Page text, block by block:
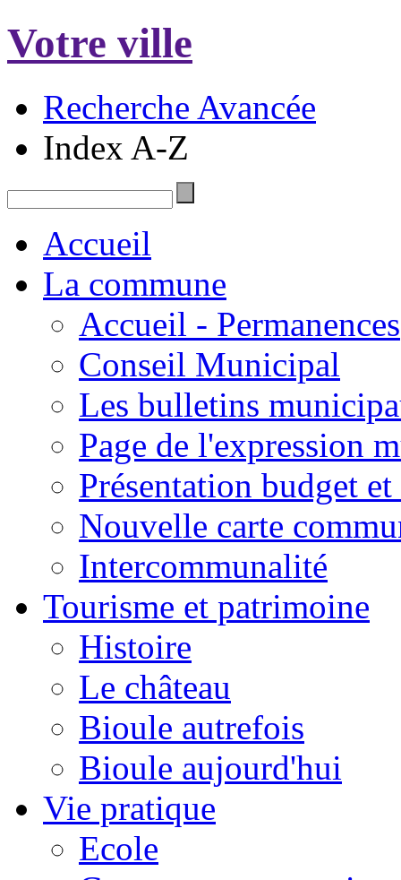
Votre ville
Recherche Avancée
Index A-Z
Accueil
La commune
Accueil - Permanences
Conseil Municipal
Les bulletins
Page de l'expression
Présentation budget
Nouvelle carte
Intercommunalité
Tourisme et patrimoine
Histoire
Le château
Bioule autrefois
Bioule aujourd'hui
Vie pratique
Ecole